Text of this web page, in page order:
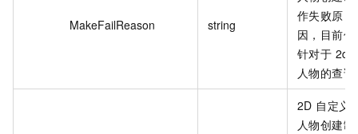
MakeFailReason string
作失败原
因，目前仅
针对于 2d
人物的查询
2D 自定义
人物创建制